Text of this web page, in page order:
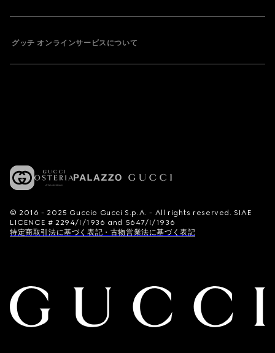
グッチ オンラインサービスについて
© 2016 - 2025 Guccio Gucci S.p.A. - All rights reserved. SIAE
LICENCE # 2294/I/1936 and 5647/I/1936
特定商取引法に基づく表記・古物営業法に基づく表記